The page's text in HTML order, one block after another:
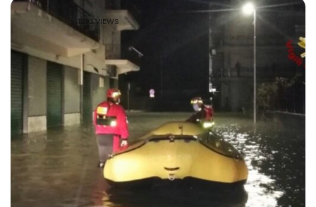
1293 VIEWS